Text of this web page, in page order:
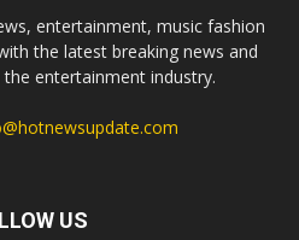
entertainment, music fashion
the latest breaking news and
entertainment industry.
US